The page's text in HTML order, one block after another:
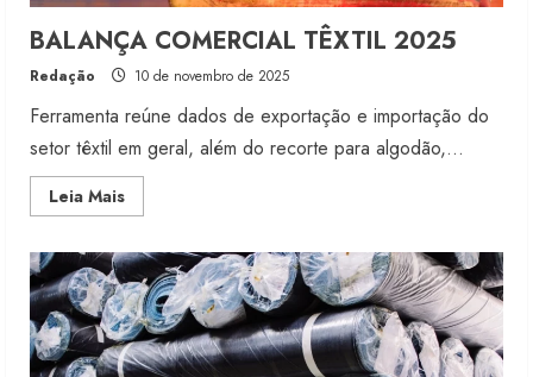
BALANÇA COMERCIAL TÊXTIL 2025
Redação 10 de novembro de 2025
Ferramenta reúne dados de exportação e importação do
setor têxtil em geral, além do recorte para algodão,...
Leia MaisRead
more
COMERCIAL
TÊXTIL
2025